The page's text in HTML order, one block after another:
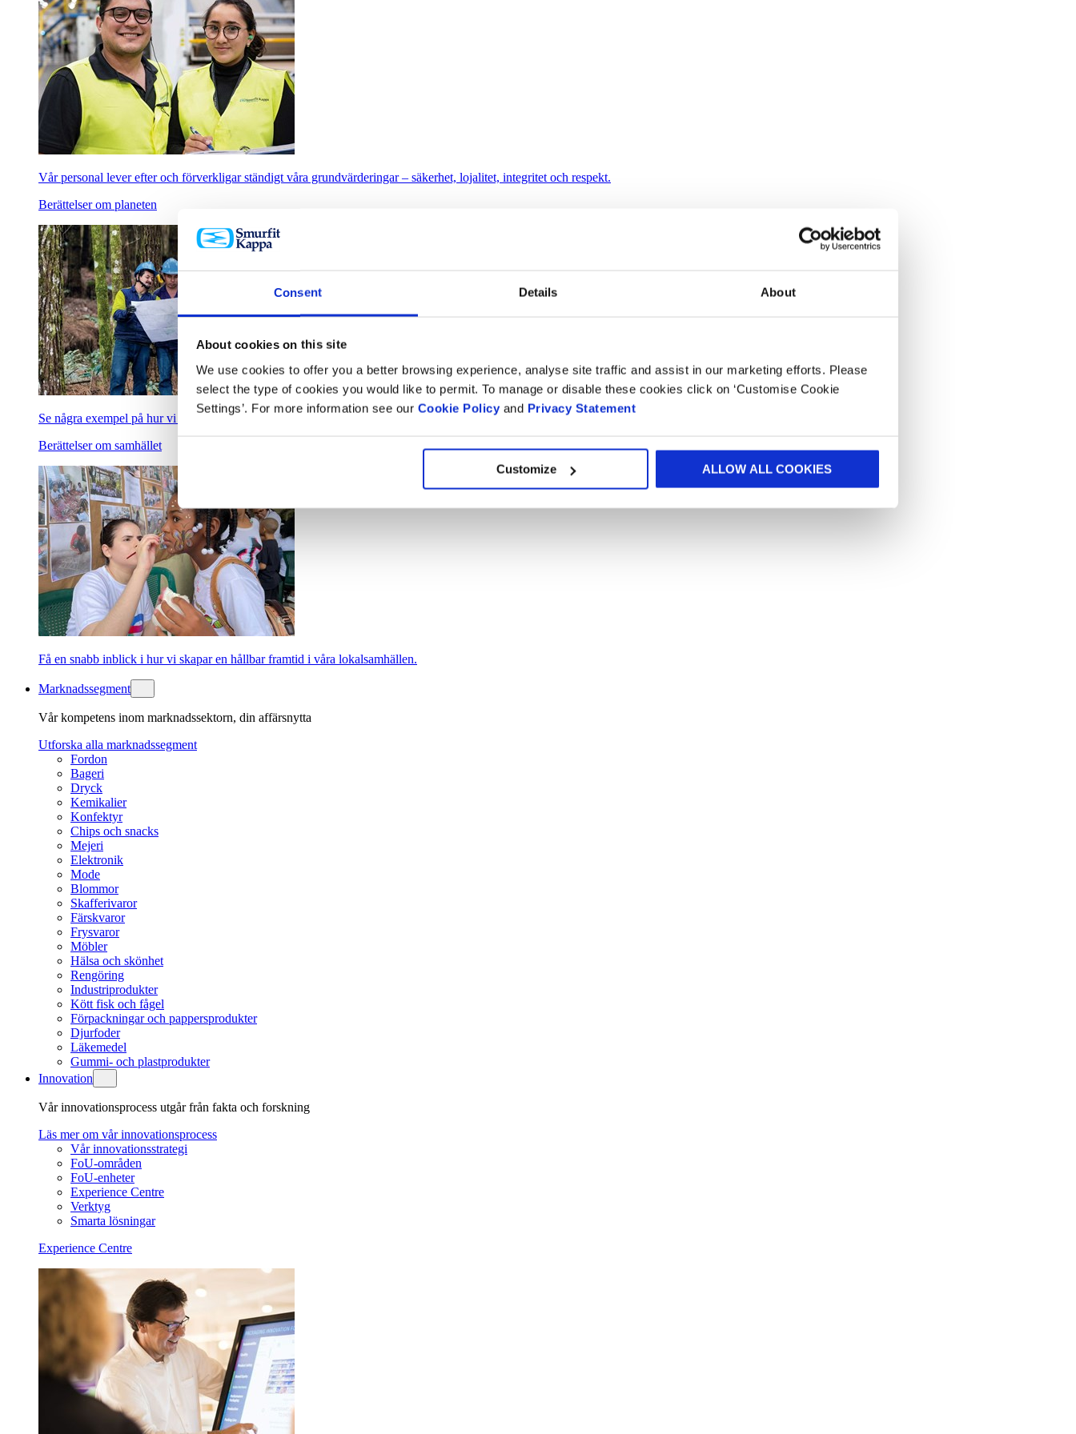
Consent Details About
About cookies on this site
We use cookies to offer you a better browsing experience, analyse site traffic and assist in our marketing efforts. Please
select the type of cookies you would like to permit. To manage or disable these cookies click on ‘Customise Cookie
Settings’. For more information see our Cookie Policy and Privacy Statement
Customize ALLOW ALL COOKIES
Vår personal lever efter och förverkligar ständigt våra grundvärderingar – säkerhet, lojalitet, integritet och respekt.
Berättelser om planeten
Se några exempel på hur vi hjälper till att skapa en grönare och blåare planet.
Berättelser om samhället
Få en snabb inblick i hur vi skapar en hållbar framtid i våra lokalsamhällen.
Marknadssegment
Vår kompetens inom marknadssektorn, din affärsnytta
Utforska alla marknadssegment
Fordon
Bageri
Dryck
Kemikalier
Konfektyr
Chips och snacks
Mejeri
Elektronik
Mode
Blommor
Skafferivaror
Färskvaror
Frysvaror
Möbler
Hälsa och skönhet
Rengöring
Industriprodukter
Kött fisk och fågel
Förpackningar och pappersprodukter
Djurfoder
Läkemedel
Gummi- och plastprodukter
Innovation
Vår innovationsprocess utgår från fakta och forskning
Läs mer om vår innovationsprocess
Vår innovationsstrategi
FoU-områden
FoU-enheter
Experience Centre
Verktyg
Smarta lösningar
Experience Centre